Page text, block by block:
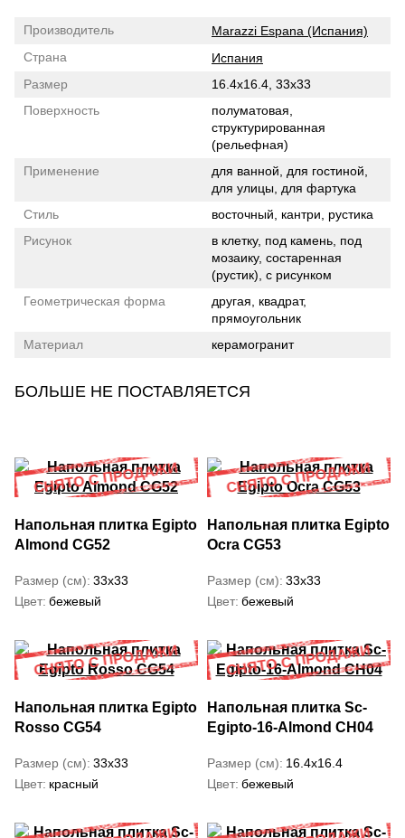
Производитель
Marazzi Espana (Испания)
Страна
Испания
Размер
16.4x16.4, 33x33
Поверхность
полуматовая,
структурированная
(рельефная)
Применение
для ванной, для гостиной,
для улицы, для фартука
Стиль
восточный, кантри, рустика
Рисунок
в клетку, под камень, под
мозаику, состаренная
(рустик), с рисунком
Геометрическая форма
другая, квадрат,
прямоугольник
Материал
керамогранит
БОЛЬШЕ НЕ ПОСТАВЛЯЕТСЯ
Напольная плитка Egipto
Almond CG52
Размер (см) 33x33
Цвет бежевый
Напольная плитка Egipto
Ocra CG53
Размер (см) 33x33
Цвет бежевый
Напольная плитка Egipto
Rosso CG54
Размер (см) 33x33
Цвет красный
Напольная плитка Sc-
Egipto-16-Almond CH04
Размер (см) 16.4x16.4
Цвет бежевый